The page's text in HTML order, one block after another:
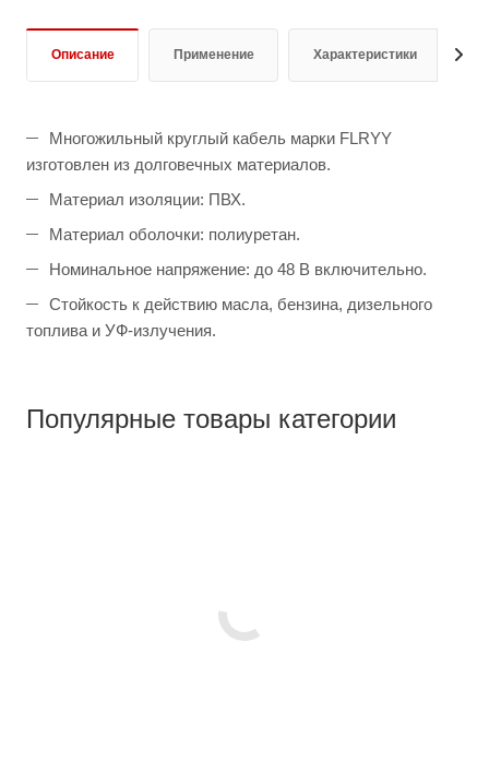
Описание Применение Характеристики
Многожильный круглый кабель марки FLRYY
изготовлен из долговечных материалов.
Материал изоляции: ПВХ.
Материал оболочки: полиуретан.
Номинальное напряжение: до 48 В включительно.
Стойкость к действию масла, бензина, дизельного
топлива и УФ-излучения.
Популярные товары категории